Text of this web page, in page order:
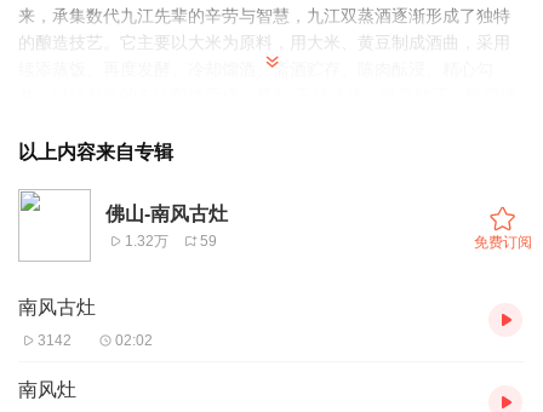
来，承集数代九江先辈的辛劳与智慧，九江双蒸酒逐渐形成了独特
的酿造技艺。它主要以大米为原料，用大米、黄豆制成酒曲，采用
续添蒸饭、再度发酵、冷却馏酒、斋酒贮存、陈肉酝浸、精心勾
独特的生态环境和人文条件下孕育形成的，具有鲜明的地域文化特
艺，九江人民酿造出适合岭南气候条件下饮用的优质米酒。九江双
蒸酒传统酿造技艺的发展史，既是一部明清以来南海九江酒业的专
业发展史，又是一部南海手工业、商贸的发展史，同时也是岭南文
间呢，您可以自由参观了，但一定要注意安全，链景旅行APP祝您
旅途愉快！
以上内容来自专辑
佛山-南风古灶
1.32万 59 免费订阅
南风古灶
3142 02:02
南风灶